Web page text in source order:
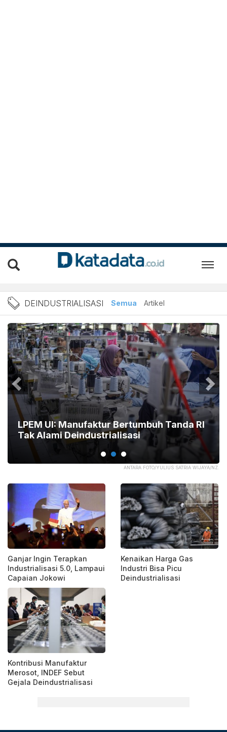
Berita Deindustrialisasi
DEINDUSTRIALISASI Semua Artikel
ANTARA FOTO/YULIUS SATRIA WIJAYA/NZ.
LPEM UI: Manufaktur Bertumbuh Tanda RI
Tak Alami Deindustrialisasi
Ganjar Ingin Terapkan
Industrialisasi 5.0, Lampaui
Capaian Jokowi
Kenaikan Harga Gas
Industri Bisa Picu
Deindustrialisasi
Kontribusi Manufaktur
Merosot, INDEF Sebut
Gejala Deindustrialisasi